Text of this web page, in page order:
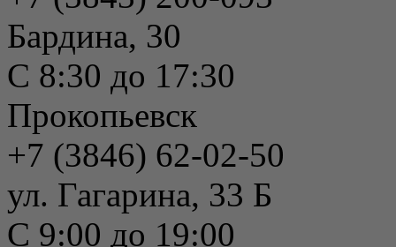
Бардина, 30
С 8:30 до 17:30
Прокопьевск
+7 (3846) 62-02-50
ул. Гагарина, 33 Б
С 9:00 до 19:00